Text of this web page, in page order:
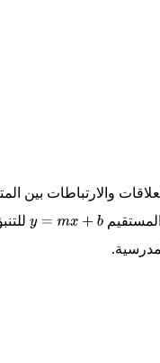
والارتباطات بين
y =m x+b